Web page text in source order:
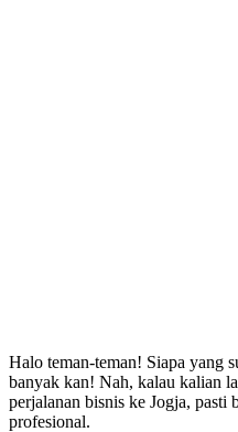
Halo teman-teman! Siapa yang
banyak kan! Nah, kalau kalian
perjalanan bisnis ke Jogja, pasti
profesional.